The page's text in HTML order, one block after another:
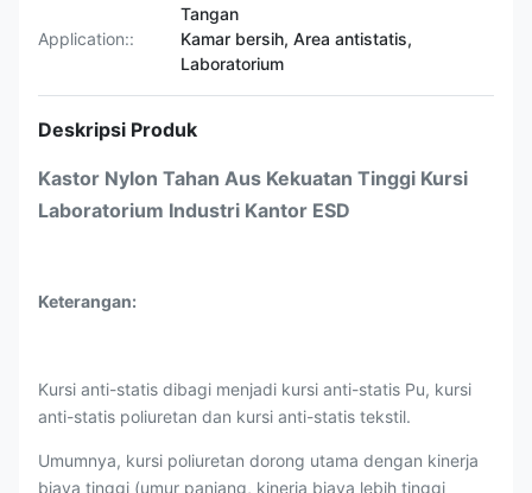
Tangan
Application::
Kamar bersih, Area antistatis,
Laboratorium
Deskripsi Produk
Kastor Nylon Tahan Aus Kekuatan Tinggi Kursi
Laboratorium Industri Kantor ESD
Keterangan:
Kursi anti-statis dibagi menjadi kursi anti-statis Pu, kursi
anti-statis poliuretan dan kursi anti-statis tekstil.
Umumnya, kursi poliuretan dorong utama dengan kinerja
biaya tinggi (umur panjang, kinerja biaya lebih tinggi